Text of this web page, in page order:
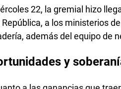
22, la gremial hizo
República, a los ministerios
además del equipo de
y